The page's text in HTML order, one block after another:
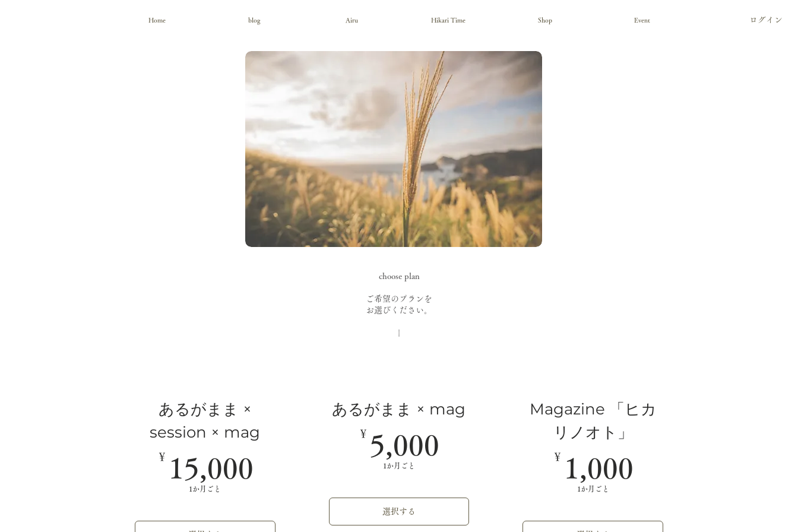
Home blog Airu Hikari Time Shop Event ログイン
choose plan
ご希望のプランを
お選びください。
あるがまま ×
session × mag
￥ 15,000
1か月ごと
あるがまま × mag
￥ 5,000
1か月ごと
選択する
Magazine 「ヒカ
リノオト」
￥ 1,000
1か月ごと